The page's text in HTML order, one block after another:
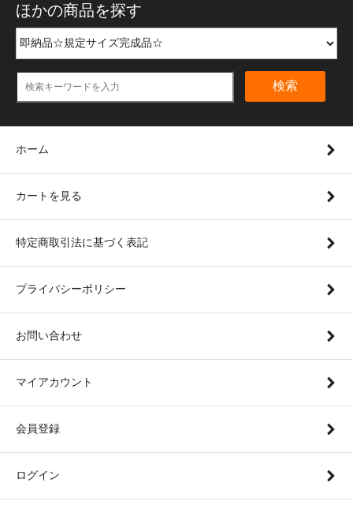
ほかの商品を探す
検索
ホーム
カートを見る
特定商取引法に基づく表記
プライバシーポリシー
お問い合わせ
マイアカウント
会員登録
ログイン